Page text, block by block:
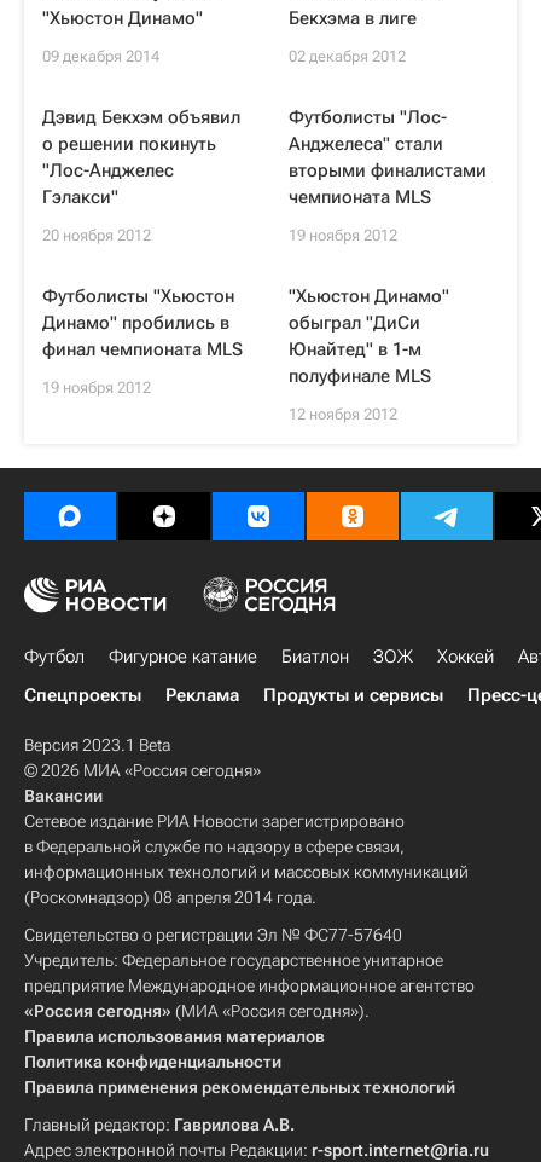
"Хьюстон Динамо"
09 декабря 2014
Бекхэма в лиге
02 декабря 2012
Дэвид Бекхэм объявил
о решении покинуть
"Лос-Анджелес
Гэлакси"
20 ноября 2012
Футболисты "Лос-
Анджелеса" стали
вторыми финалистами
чемпионата MLS
19 ноября 2012
Футболисты "Хьюстон
Динамо" пробились в
финал чемпионата MLS
19 ноября 2012
"Хьюстон Динамо"
обыграл "ДиСи
Юнайтед" в 1-м
полуфинале MLS
12 ноября 2012
Футбол Фигурное катание Биатлон ЗОЖ Хоккей
Спецпроекты
Реклама Продукты и сервисы Пресс-
Версия 2023.1 Beta
© 2026 МИА «Россия сегодня»
Вакансии
Сетевое издание РИА Новости зарегистрировано
в Федеральной службе по надзору в сфере связи,
информационных технологий и массовых коммуникаций
(Роскомнадзор) 08 апреля 2014 года.
Свидетельство о регистрации Эл № ФС77-57640
Учредитель: Федеральное государственное унитарное
предприятие Международное информационное агентство
«Россия сегодня» (МИА «Россия сегодня»).
Правила использования материалов
Политика конфиденциальности
Правила применения рекомендательных технологий
Главный редактор: Гаврилова А.В.
Адрес электронной почты Редакции: r-sport.internet@ria.ru